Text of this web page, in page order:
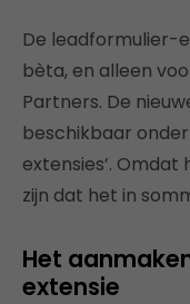
De leadformulier-
bèta, en alleen
Partners. De
beschikbaar
extensies’.
zijn dat het in
Het
extensie